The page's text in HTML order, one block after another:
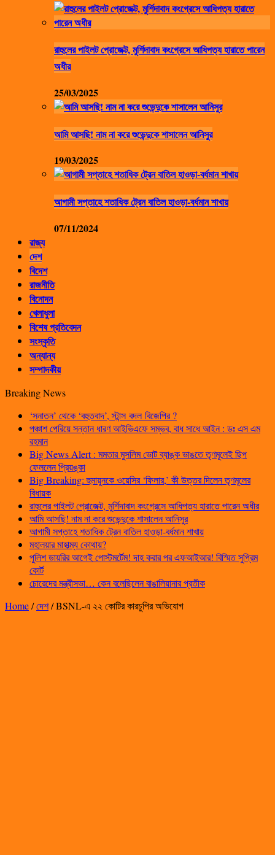
রাহুলের পাইলট প্রোজেক্ট, মুর্শিদাবাদ কংগ্রেসে আধিপত্য হারাতে পারেন
অধীর
25/03/2025
আমি আসছি! নাম না করে শুভেন্দুকে শাসালেন আনিসুর
19/03/2025
আগামী সপ্তাহে শতাধিক ট্রেন বাতিল হাওড়া-বর্ধমান শাখায়
07/11/2024
রাজ্য
দেশ
বিদেশ
রাজনীতি
বিনোদন
খেলাধুলা
বিশেষ প্রতিবেদন
সংস্কৃতি
অন্যান্য
সম্পাদকীয়
Breaking News
‘সনাতন’ থেকে ‘বহুতবাদ’, স্টান্স বদল বিজেপির ?
পঞ্চাশ পেরিয়ে সন্তান ধারণ আইভিএফে সম্ভব, বাধ সাধে আইন : ডঃ এস এম
রহমান
Big News Alert : মমতার মুসলিম ভোট ব্যাঙ্ক ভাঙতে তৃণমূলেই ছিপ
ফেললেন প্রিয়ঙ্কা
Big Breaking: হুমায়ুনকে ওয়েসির ‘ফিলার,’ কী উত্তর দিলেন তৃণমূলের
বিধায়ক
রাহুলের পাইলট প্রোজেক্ট, মুর্শিদাবাদ কংগ্রেসে আধিপত্য হারাতে পারেন অধীর
আমি আসছি! নাম না করে শুভেন্দুকে শাসালেন আনিসুর
আগামী সপ্তাহে শতাধিক ট্রেন বাতিল হাওড়া-বর্ধমান শাখায়
মহালয়ার মাহাত্ম্য কোথায়?
পুলিশ ডায়রির আগেই পোস্টমর্টেম! দাহ করার পর এফআইআর! বিস্মিত সুপ্রিম
কোর্ট
চোরেদের মন্ত্রীসভা… কেন বলেছিলেন বাঙালিয়ানার প্রতীক
Home/দেশ/BSNL-এ ২২ কোটির কারচুপির অভিযোগ